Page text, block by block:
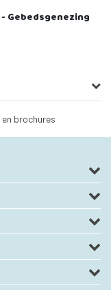
Gebedsgenezing
brochures